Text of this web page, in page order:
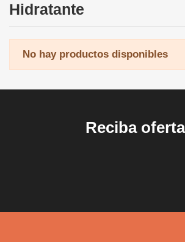
Hidratante
No hay productos disponibles
Reciba